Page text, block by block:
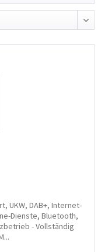
UKW, DAB+, Internet-
Dienste, Bluetooth,
- Vollständig